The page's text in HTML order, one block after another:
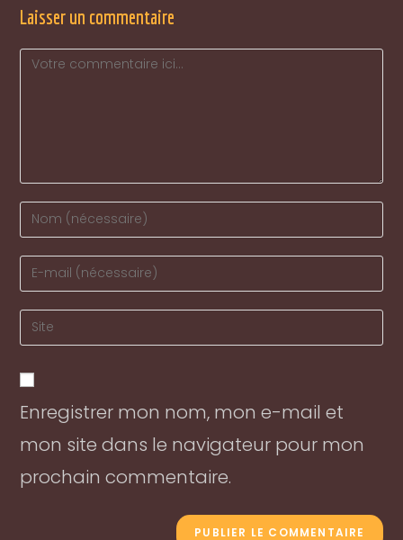
Laisser un commentaire
Comment
Enter
your
name
to
comment
Enter
your
email
address
comment
Enter
your
URL
(optional)
Enregistrer mon nom, mon e-mail et
mon site dans le navigateur pour mon
prochain commentaire.